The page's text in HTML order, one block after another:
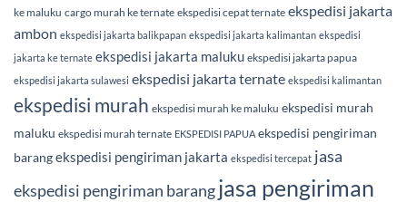
ke maluku cargo murah ke ternate ekspedisi cepat ternate ekspedisi jakarta
ambon ekspedisi jakarta balikpapan ekspedisi jakarta kalimantan ekspedisi
jakarta ke ternate ekspedisi jakarta maluku ekspedisi jakarta papua
ekspedisi jakarta sulawesi ekspedisi jakarta ternate ekspedisi kalimantan
ekspedisi murah ekspedisi murah ke maluku ekspedisi murah
maluku ekspedisi murah ternate EKSPEDISI PAPUA ekspedisi pengiriman
barangekspedisi pengiriman jakarta ekspedisi tercepat jasa
ekspedisi pengiriman barangjasa pengiriman